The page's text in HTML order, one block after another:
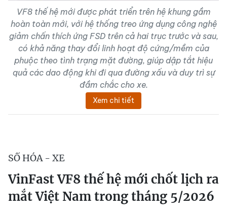
VF8 thế hệ mới được phát triển trên hệ khung gầm
hoàn toàn mới, với hệ thống treo ứng dụng công nghệ
giảm chấn thích ứng FSD trên cả hai trục trước và sau,
có khả năng thay đổi linh hoạt độ cứng/mềm của
phuộc theo tình trạng mặt đường, giúp dập tắt hiệu
quả các dao động khi đi qua đường xấu và duy trì sự
đầm chắc cho xe.
Xem chi tiết
SỐ HÓA - XE
VinFast VF8 thế hệ mới chốt lịch ra
mắt Việt Nam trong tháng 5/2026